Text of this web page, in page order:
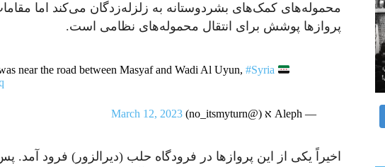
محموله‌های کمک‌های بشردوستانه به زلزله‌زدگان می‌کند اما
پروازها پوشش برای انتقال محموله‌های نظامی است.
near the road between Masyaf and Wadi Al Uyun, #Syria
— Aleph א (@no_itsmyturn) March 12, 2023
اخیراً یکی از این پروازها در فرودگاه حلب (دیرالزور) فرود آمد.